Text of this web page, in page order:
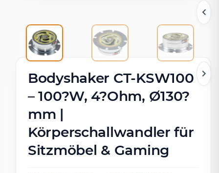
Bodyshaker CT-KSW100
– 100?W, 4?Ohm, Ø130?
mm |
Körperschallwandler für
Sitzmöbel & Gaming